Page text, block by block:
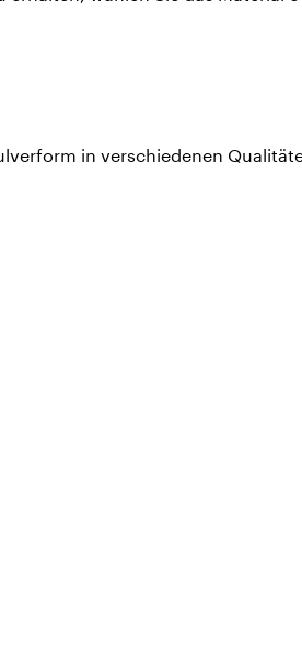
in verschiedenen